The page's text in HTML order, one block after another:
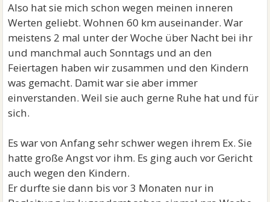
Also hat sie mich schon wegen meinen inneren
Werten geliebt. Wohnen 60 km auseinander. War
meistens 2 mal unter der Woche über Nacht bei ihr
und manchmal auch Sonntags und an den
Feiertagen haben wir zusammen und den Kindern
was gemacht. Damit war sie aber immer
einverstanden. Weil sie auch gerne Ruhe hat und für
sich.
Es war von Anfang sehr schwer wegen ihrem Ex. Sie
hatte große Angst vor ihm. Es ging auch vor Gericht
auch wegen den Kindern.
Er durfte sie dann bis vor 3 Monaten nur in